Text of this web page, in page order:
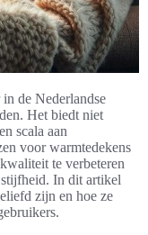
de Nederlandse
Het biedt niet
scala aan
voor warmtedekens
te verbeteren
In dit artikel
zijn en hoe ze